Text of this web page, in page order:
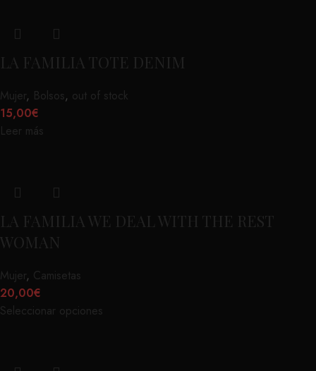
LA FAMILIA TOTE DENIM
Mujer, Bolsos, out of stock
15,00€
Leer más
LA FAMILIA WE DEAL WITH THE REST
WOMAN
Mujer, Camisetas
20,00€
Seleccionar opciones